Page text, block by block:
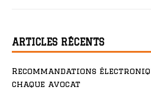
ARTICLES RÉCENTS
Recommandations
chaque avocat